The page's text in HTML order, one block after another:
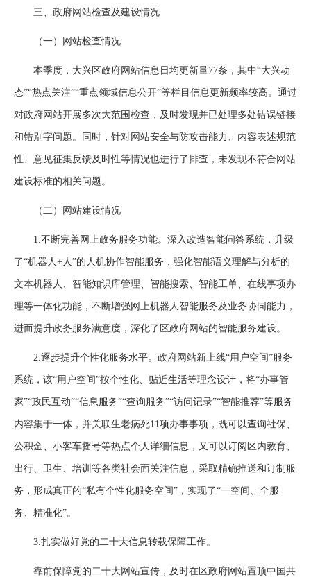
三、政府网站检查及建设情况
（一）网站检查情况
本季度，大兴区政府网站信息日均更新量77条，其中“大兴动
态”“热点关注”“重点领域信息公开”等栏目信息更新频率较高。通过
对政府网站开展多次大范围检查，及时发现并已处理多处错误链接
和错别字问题。同时，针对网站安全与防攻击能力、内容表述规范
性、意见征集反馈及时性等情况也进行了排查，未发现不符合网站
建设标准的相关问题。
（二）网站建设情况
1.不断完善网上政务服务功能。深入改造智能问答系统，升级
了“机器人+人”的人机协作智能服务，强化智能语义理解与分析的
文本机器人、智能知识库管理、智能搜索、智能工单、在线事项办
理等一体化功能，不断增强网上机器人智能服务及业务协同能力，
进而提升政务服务满意度，深化了区政府网站的智能服务建设。
2.逐步提升个性化服务水平。政府网站新上线“用户空间”服务
系统，该“用户空间”按个性化、贴近生活等理念设计，将“办事管
家”“政民互动”“信息服务”“查询服务”“访问记录”“智能推荐”等服务
内容集于一体，并关联生老病死11项办事事项，既可以查询社保、
公积金、小客车摇号等热点个人详细信息，又可以订阅区内教育、
出行、卫生、培训等各类社会面关注信息，采取精确推送和订制服
务，形成真正的“私有个性化服务空间”，实现了“一空间、全服
务、精准化”。
3.扎实做好党的二十大信息转载保障工作。
靠前保障党的二十大网站宣传，及时在区政府网站置顶中国共